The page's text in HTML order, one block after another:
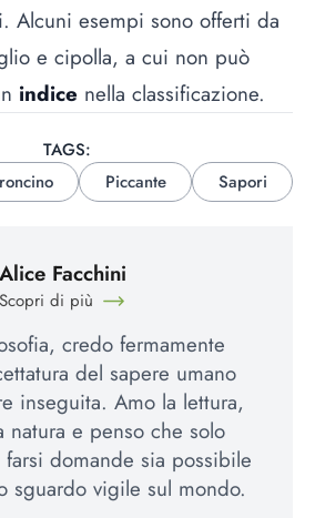
Alcuni esempi sono offerti da
e cipolla, a cui non può
indice nella classificazione.
TAGS:
Piccante Sapori
Alice Facchini
Scopri di più
credo fermamente
del sapere umano
inseguita. Amo la lettura,
e penso che solo
domande sia possibile
sguardo vigile sul mondo.